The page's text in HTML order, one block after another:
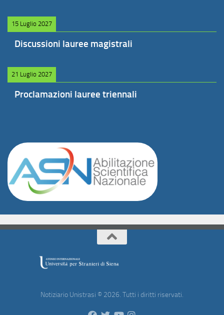
15 Luglio 2027
Discussioni lauree magistrali
21 Luglio 2027
Proclamazioni lauree triennali
Notiziario Unistrasi © 2026. Tutti i diritti riservati.